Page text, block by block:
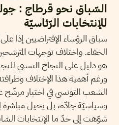
السّباق نحو قرطاج :
للإنتخابات الرّئاسيّة
سباق الرؤساء الإفتراضيين إذا
الخفاء. واختلاف توجهات
هو دليل على النجاح النسبي
ورغم أهمية هذا الإختلاف
الشعب التونسي في اختيار
وسياسيّة جادّة، بل يحيل مباشرة
شوّهت إلى حدّ ما الإنتخابات